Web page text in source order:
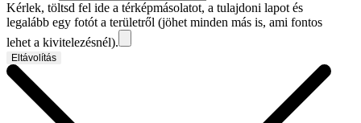
Kérlek, töltsd fel ide a térképmásolatot, a tulajdoni lapot és
legalább egy fotót a területről (jöhet minden más is, ami fontos
lehet a kivitelezésnél).
Eltávolítás